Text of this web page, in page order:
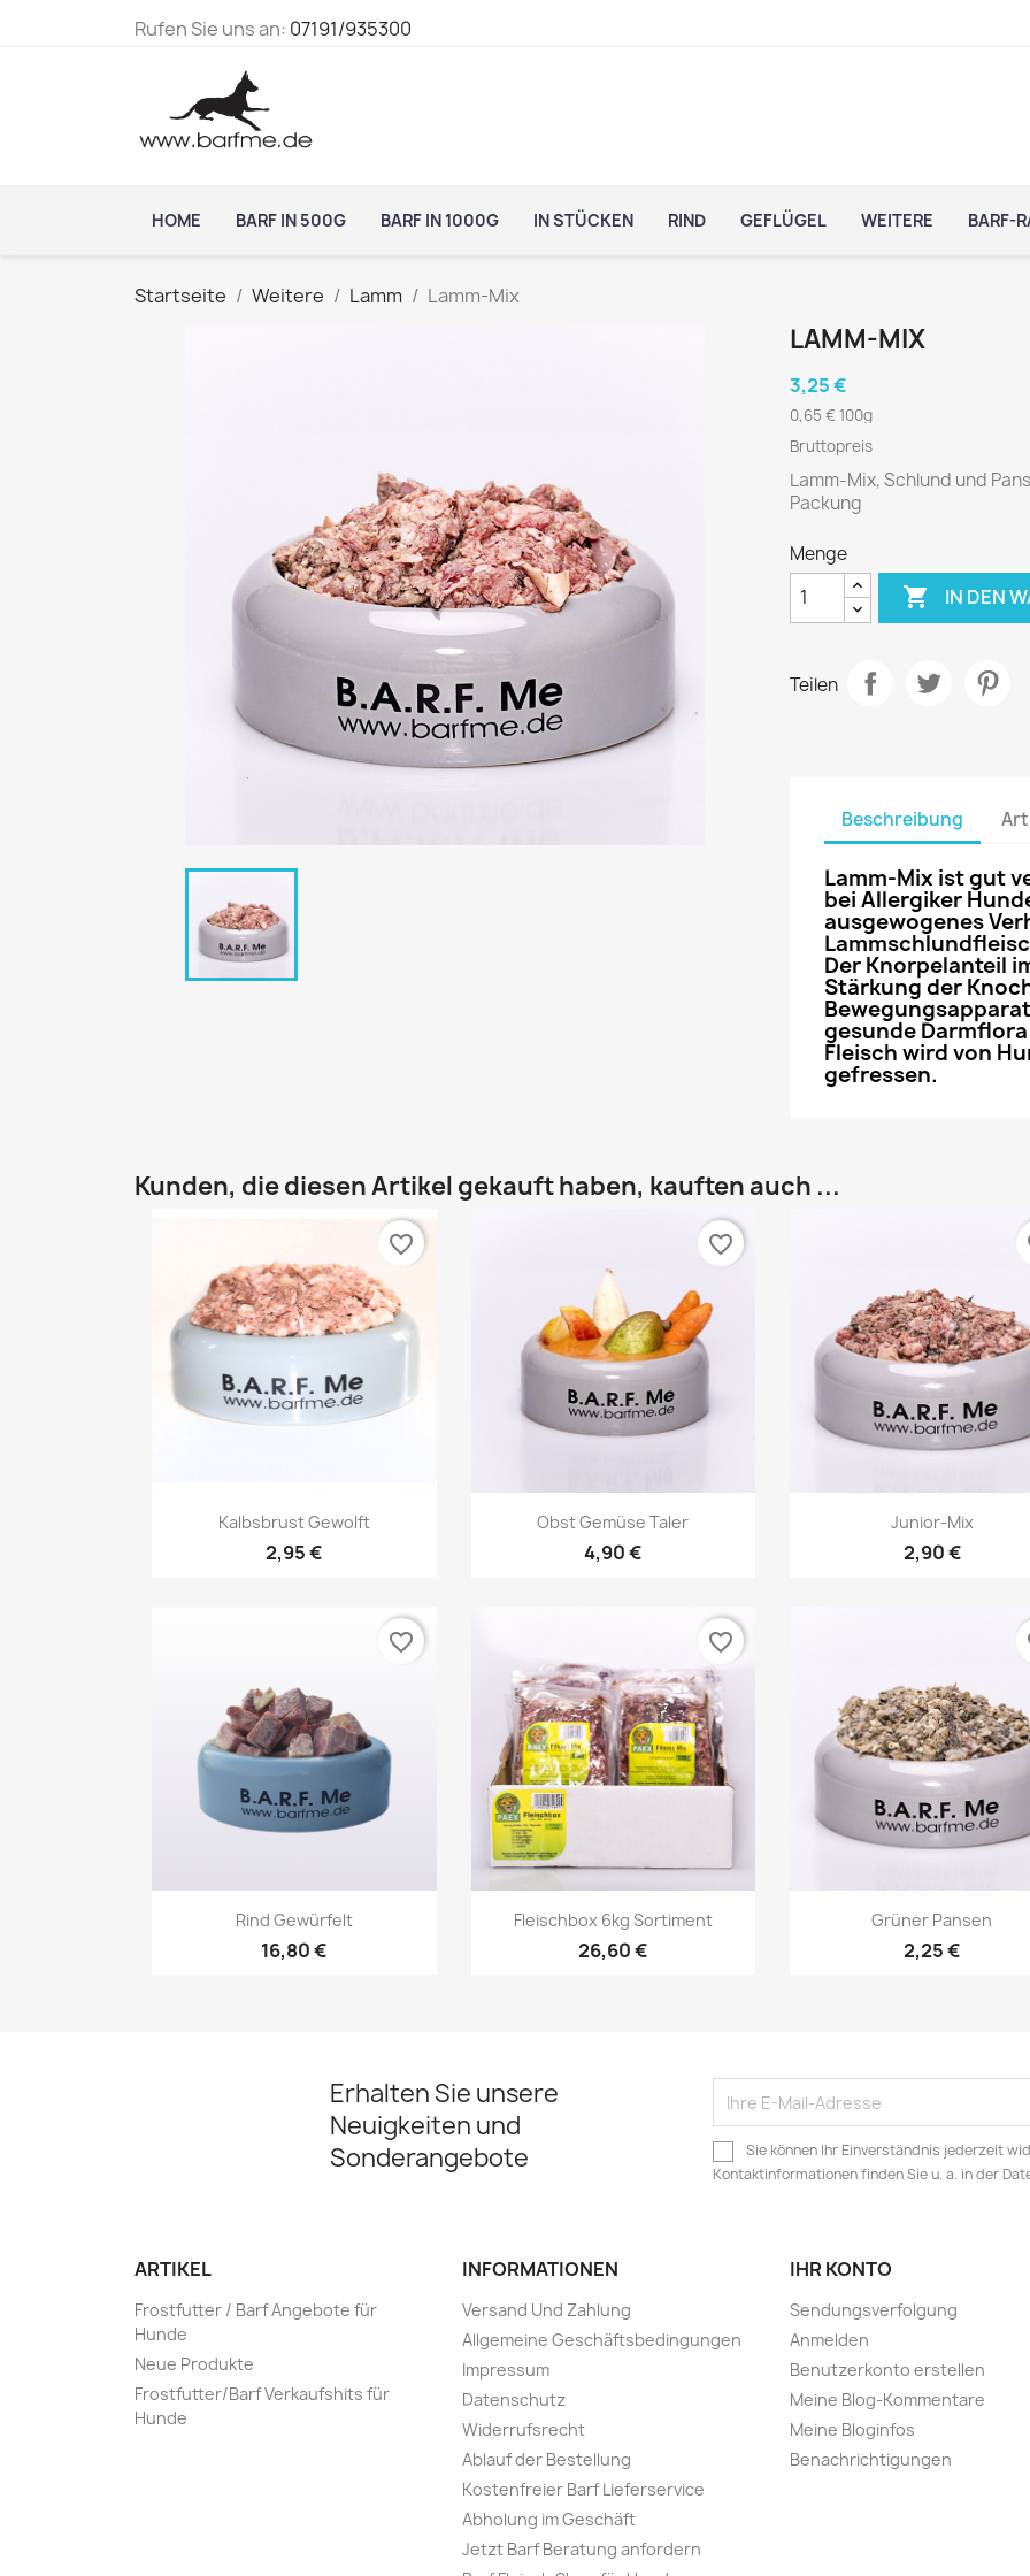
Rufen Sie uns an: 07191/935300
HOME BARF IN 500G BARF IN 1000G IN STÜCKEN RIND GEFLÜGEL WEITERE BARF-
Startseite Weitere Lamm Lamm-Mix
LAMM-MIX
3,25 €
0,65 € 100g
Bruttopreis
Lamm-Mix, Schlund und
Packung
Menge
 IN DEN
Teilen
Beschreibung
Lamm-Mix ist gut
bei Allergiker
ausgewogenes
Der Knorpelanteil
Stärkung der
gesunde
Fleisch wird von
gefressen.
Kunden, die diesen Artikel gekauft haben, kauften auch ...
Vorschau
Kalbsbrust Gewolft
2,95 €
favorite_border
Vorschau
Obst Gemüse Taler
4,90 €
favorite_border
Vorschau
Junior-Mix
2,90 €
Vorschau
Rind Gewürfelt
16,80 €
favorite_border
Vorschau
Fleischbox 6kg Sortiment
26,60 €
favorite_border
Vorschau
Grüner Pansen
2,25 €
Erhalten Sie unsere
Neuigkeiten und
Sonderangebote
Sie können Ihr Einverständnis jederzeit
Kontaktinformationen finden Sie u. a. in der
ARTIKEL
Frostfutter / Barf Angebote für
Hunde
Neue Produkte
Frostfutter/Barf Verkaufshits für
Hunde
INFORMATIONEN
Versand Und Zahlung
Allgemeine Geschäftsbedingungen
Impressum
Datenschutz
Widerrufsrecht
Ablauf der Bestellung
Kostenfreier Barf Lieferservice
Abholung im Geschäft
Jetzt Barf Beratung anfordern
IHR KONTO
Sendungsverfolgung
Anmelden
Benutzerkonto erstellen
Meine Blog-Kommentare
Meine Bloginfos
Benachrichtigungen